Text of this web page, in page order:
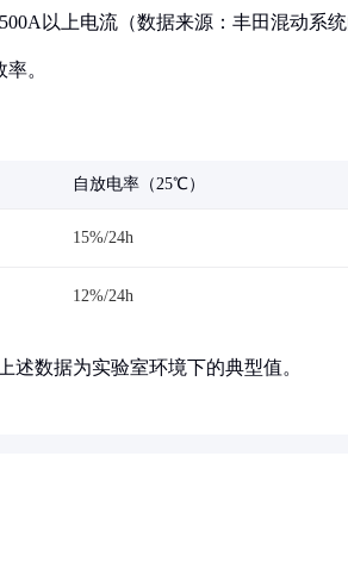
以上电流（数据来源：丰田混动系统
。
自放电率（25℃）
15%/24h
12%/24h
数据为实验室环境下的典型值。